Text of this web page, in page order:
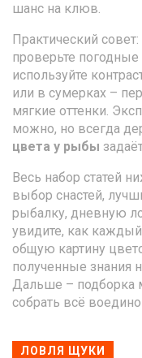
шанс на клюв.
Практический
проверьте
используйте
или в сумерках –
мягкие оттенки.
можно, но всегда
цвета у рыбы
Весь набор статей
выбор снастей,
рыбалку, дневную
увидите, как
общую картину
полученные знания
Дальше – подборка
собрать всё
ЛОВЛЯ ЩУКИ